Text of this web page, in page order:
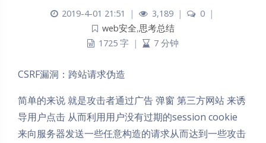
2019-4-01 21:51 | 3,189 | 0
|
web安全,思考总结
1725 字 | 7 分钟
CSRF漏洞：跨站请求伪造
简单的来说 就是攻击者通过广告 弹窗 第三方网站 来诱
导用户点击 从而利用用户没有过期的session cookie
来向服务器发送一些任意构造的请求从而达到一些攻击